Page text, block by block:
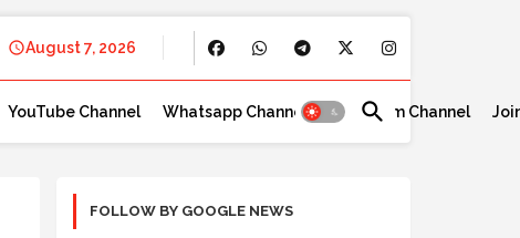
August 7, 2026
YouTube Channel Whatsapp Channel Telegram Channel
FOLLOW BY GOOGLE NEWS